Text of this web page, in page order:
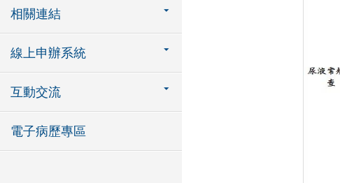
相關連結
線上申辦系統
互動交流
電子病歷專區